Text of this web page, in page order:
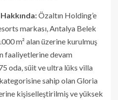
Özaltın Holding’e
markası, Antalya Belek
m² alan üzerine kurulmuş
faaliyetlerine devam
oda, süit ve ultra lüks villa
sahip olan Gloria
kişiselleştirilmiş ve yüksek